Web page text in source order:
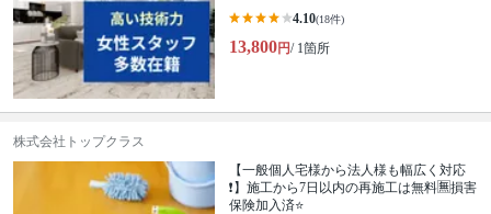
4.10(18件)
13,800円/ 1箇所
株式会社トップクラス
【一般個人宅様から法人様も幅広く対応
❗️】施工から7日以内の再施工は無料🈚️損害
保険加入済⭐️